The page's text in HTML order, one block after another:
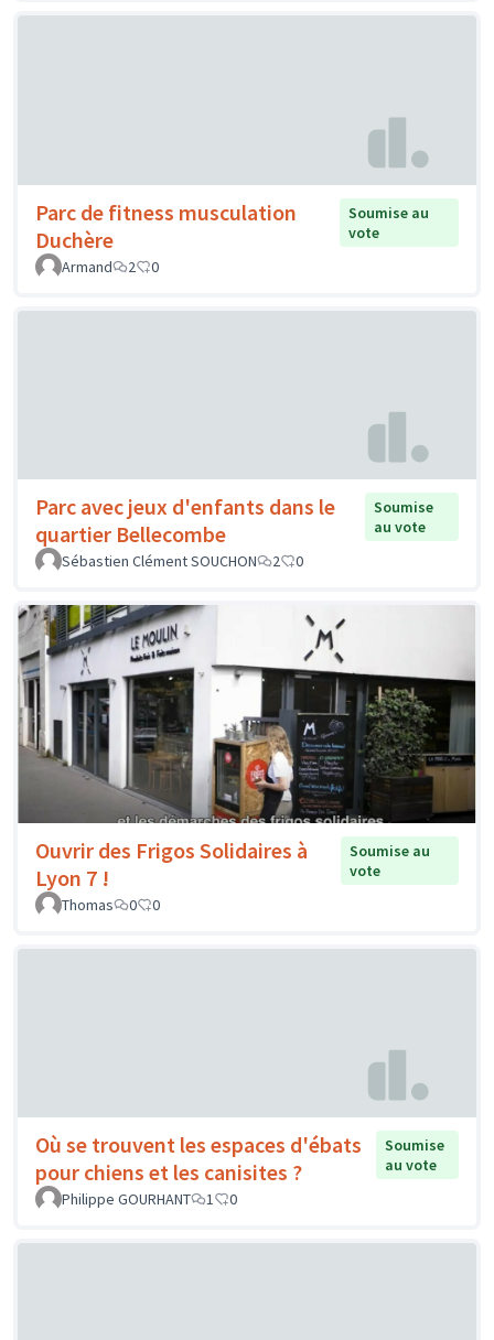
Parc de fitness musculation
Duchère
Soumise au
vote
Armand
2 0
Parc avec jeux d'enfants dans le
quartier Bellecombe
Soumise
au vote
Sébastien Clément SOUCHON
2 0
Ouvrir des Frigos Solidaires à
Lyon 7 !
Soumise au
vote
Thomas
0 0
Où se trouvent les espaces d'ébats
pour chiens et les canisites ?
Soumise
au vote
Philippe GOURHANT
1 0